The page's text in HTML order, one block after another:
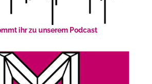
ihr zu unserem Podcast